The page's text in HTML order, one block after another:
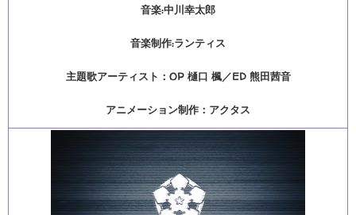
音楽:中川幸太郎
音楽制作:ランティス
主題歌アーティスト：OP 樋口 楓／ED 熊田茜音
アニメーション制作：アクタス